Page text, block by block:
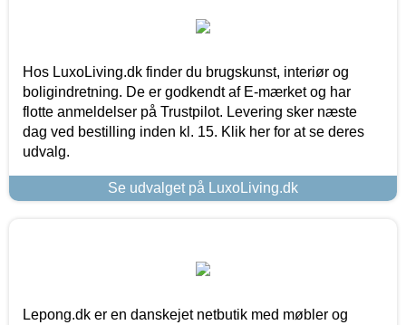
Hos LuxoLiving.dk finder du brugskunst, interiør og
boligindretning. De er godkendt af E-mærket og har
flotte anmeldelser på Trustpilot. Levering sker næste
dag ved bestilling inden kl. 15. Klik her for at se deres
udvalg.
Se udvalget på LuxoLiving.dk
Lepong.dk er en danskejet netbutik med møbler og